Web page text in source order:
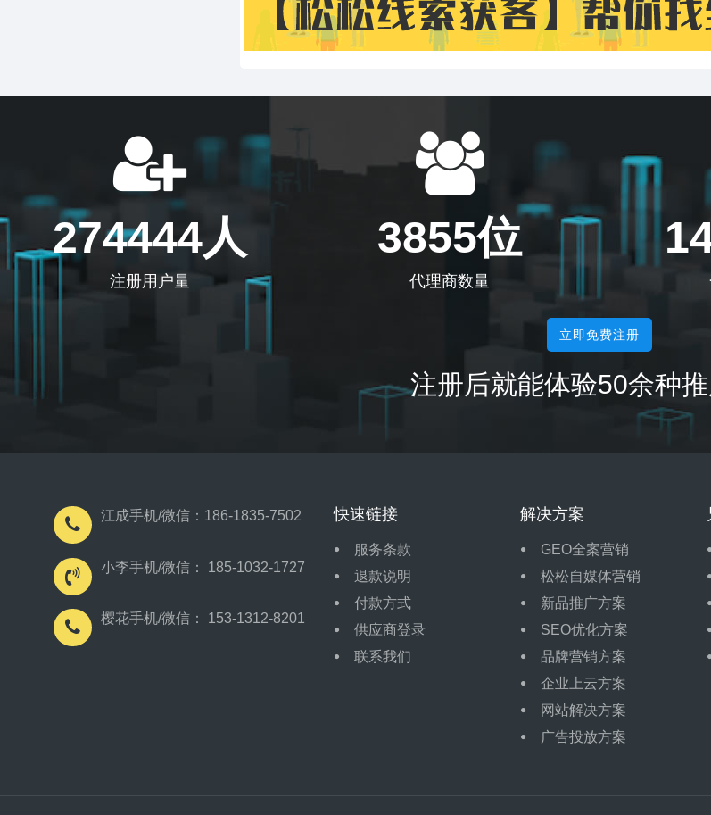
274444人
注册用户量
3855位
代理商数量
立即免费注册
注册后就能体验50余种
江成手机/微信：186-1835-7502
小李手机/微信： 185-1032-1727
樱花手机/微信： 153-1312-8201
快速链接
服务条款
退款说明
付款方式
供应商登录
联系我们
解决方案
GEO全案营销
松松自媒体营销
新品推广方案
SEO优化方案
品牌营销方案
企业上云方案
网站解决方案
广告投放方案